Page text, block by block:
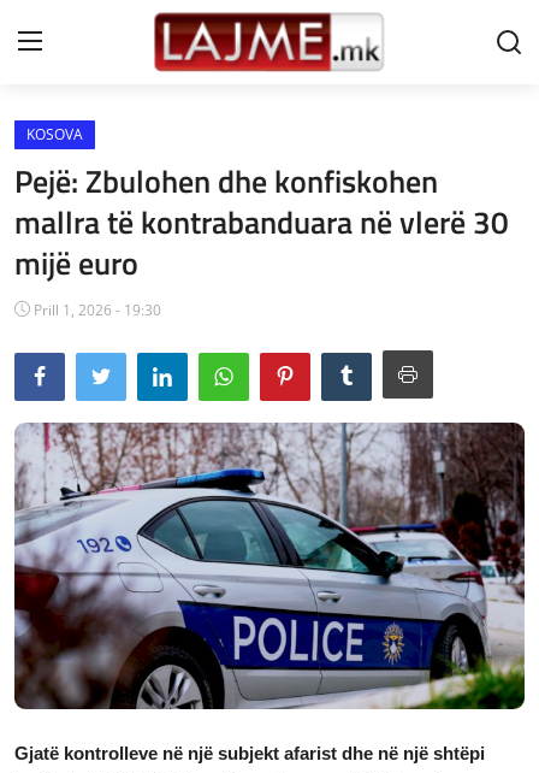
Shtëpi
LAJME MAQEDONI
SHQIPERI
KOSOVA
LAJME NGA BOTA
SHOWBIZ
SPORT
SHENDETI
JETA
Gallery
Shqip
KOSOVA
Pejë: Zbulohen dhe konfiskohen
mallra të kontrabanduara në vlerë 30
mijë euro
Prill 1, 2026 - 19:30
Gjatë kontrolleve në një subjekt afarist dhe në një shtëpi